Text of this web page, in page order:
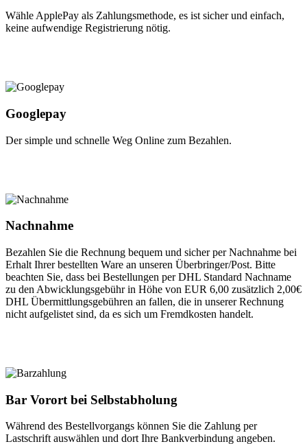
Wähle ApplePay als Zahlungsmethode, es ist sicher und einfach,
keine aufwendige Registrierung nötig.
Googlepay
Der simple und schnelle Weg Online zum Bezahlen.
Nachnahme
Bezahlen Sie die Rechnung bequem und sicher per Nachnahme bei
Erhalt Ihrer bestellten Ware an unseren Überbringer/Post. Bitte
beachten Sie, dass bei Bestellungen per DHL Standard Nachname
zu den Abwicklungsgebühr in Höhe von EUR 6,00 zusätzlich 2,00€
DHL Übermittlungsgebühren an fallen, die in unserer Rechnung
nicht aufgelistet sind, da es sich um Fremdkosten handelt.
Bar Vorort bei Selbstabholung
Während des Bestellvorgangs können Sie die Zahlung per
Lastschrift auswählen und dort Ihre Bankverbindung angeben.